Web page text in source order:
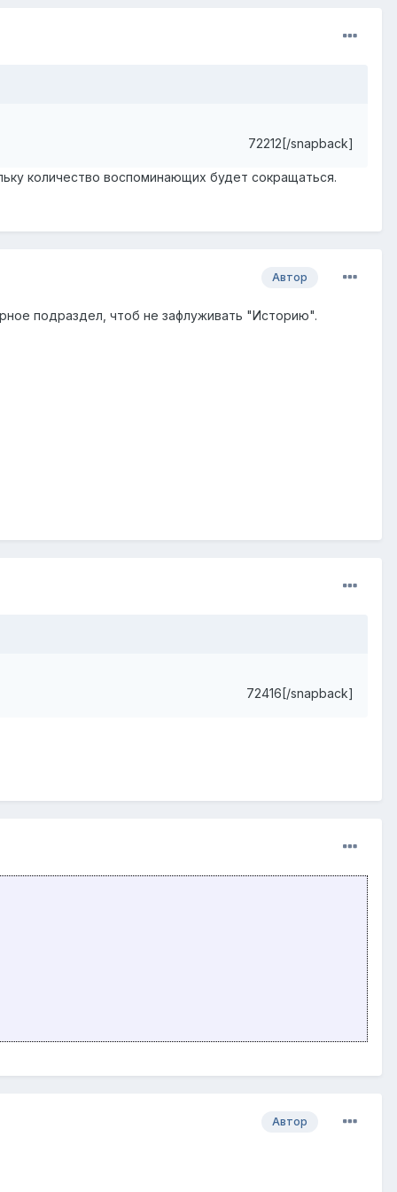
72212[/snapback]
количество воспоминающих будет сокращаться.
Автор
подраздел, чтоб не зафлуживать "Историю".
72416[/snapback]
Автор